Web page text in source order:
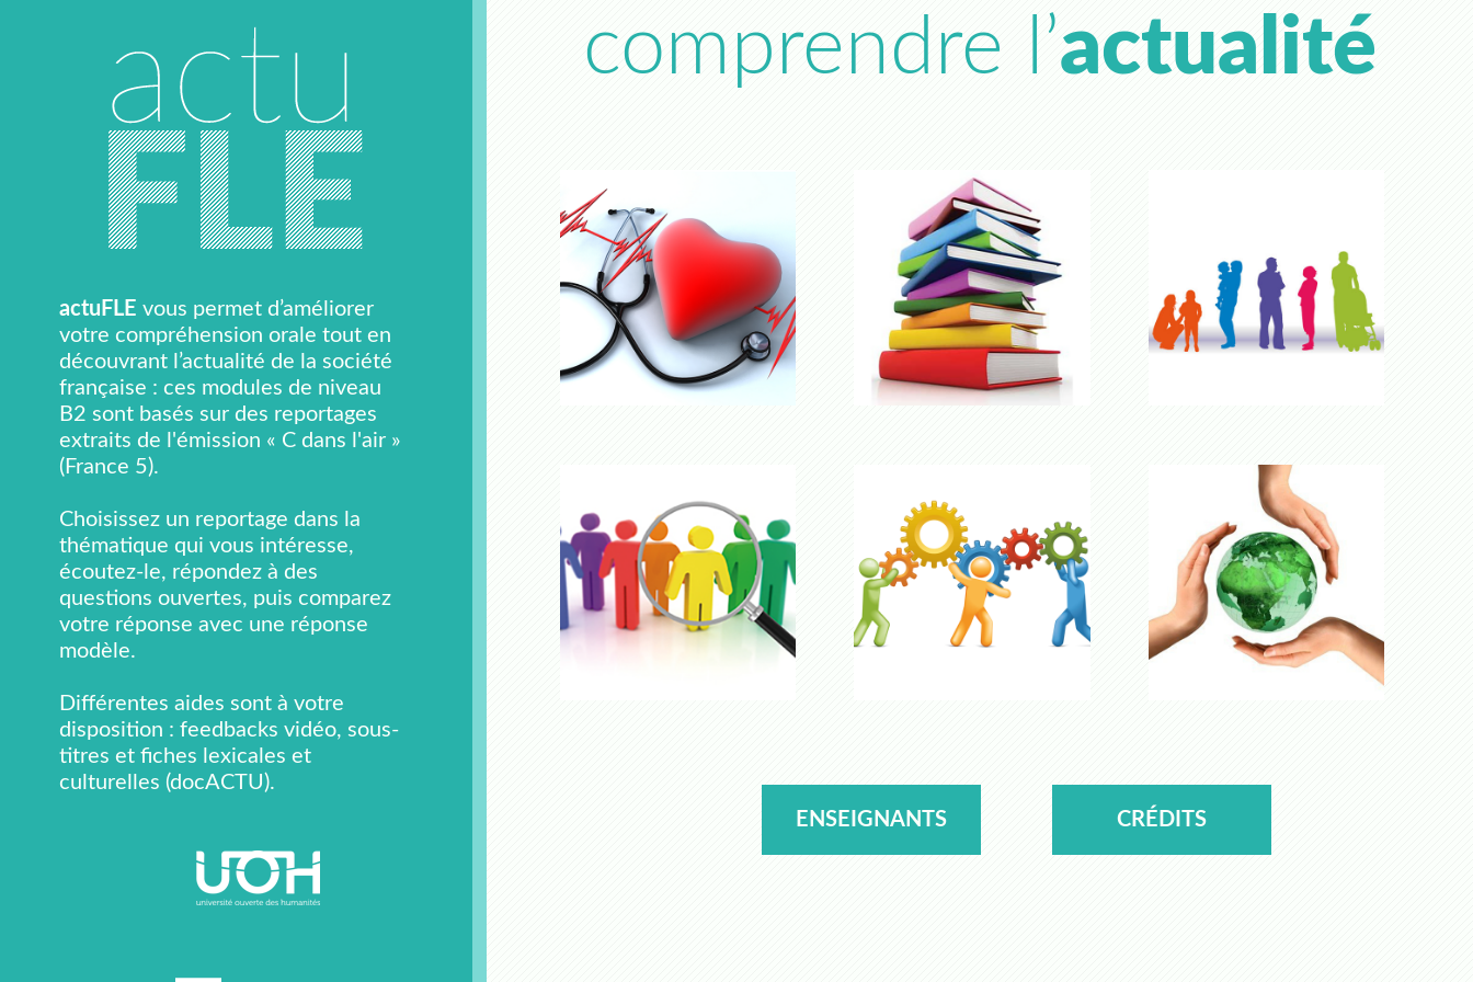
actuFLE vous permet d’améliorer
votre compréhension orale tout en
découvrant l’actualité de la société
française : ces modules de niveau
B2 sont basés sur des reportages
extraits de l'émission « C dans l'air »
(France 5).
Choisissez un reportage dans la
thématique qui vous intéresse,
écoutez-le, répondez à des
questions ouvertes, puis comparez
votre réponse avec une réponse
modèle.
Différentes aides sont à votre
disposition : feedbacks vidéo, sous-
titres et fiches lexicales et
culturelles (docACTU).
comprendre l’actualité
ENSEIGNANTS CRÉDITS